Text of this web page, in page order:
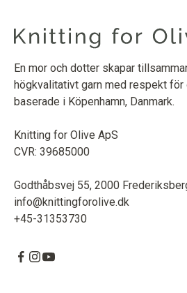
En mor och dotter skapar
högkvalitativt garn med respekt för
baserade i Köpenhamn, Danmark.
Knitting for Olive ApS
CVR: 39685000
Godthåbsvej 55, 2000
info@knittingforolive.dk
+45-31353730